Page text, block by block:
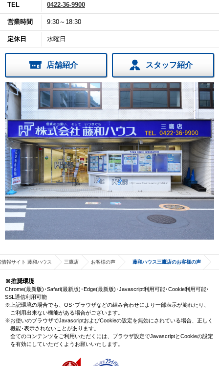
TEL 0422-36-9900
営業時間 9:30～18:30
定休日 水曜日
店舗紹介 スタッフ紹介
報サイト 藤和ハウス 三鷹店 お客様の声 藤和ハウス三鷹店のお客様の声
※推奨環境
Chrome(最新版)･Safari(最新版)･Edge(最新版)･Javascript利用可能･Cookie利用可能･
SSL通信利用可能
※上記環境の場合でも、OS･ブラウザなどの組み合わせにより一部表示が崩れたり、
ご利用出来ない機能がある場合がございます。
※お使いのブラウザでJavascriptおよびCookieの設定を無効にされている場合、正しく
機能･表示されないことがあります。
全てのコンテンツをご利用いただくには、ブラウザ設定でJavascriptとCookieの設定
を有効にしていただくようお願いいたします。